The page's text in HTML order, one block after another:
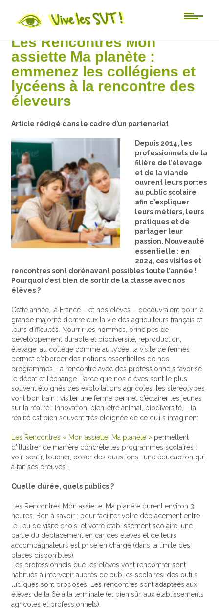
Au jour le jour
Les Rencontres Mon
assiette Ma planète :
emmenez les collégiens et
lycéens à la rencontre des
éleveurs
Article rédigé dans le cadre d’un partenariat
Depuis 2014, les
professionnels de la
filière de l’élevage
et de la viande
ouvrent leurs portes
au public scolaire
afin d’expliquer
leurs métiers, leurs
pratiques et de
partager leur
passion. Nouveauté
essentielle : en
2024, ces visites et
rencontres sont dorénavant possibles toute l’année !
Pourquoi c’est bien de sortir de la classe avec nos
élèves ?
Cette année, la France – et nos élèves – découvraient pour la
grande majorité d’entre eux la vie des agriculteurs français et
leurs difficultés. Nourrir les hommes, principes de
développement durable et biodiversité, reproduction,
élevage, au collège comme au lycée, la visite de fermes
permet d’aborder des notions essentielles de nos
programmes. La rencontre avec des professionnels favorise
le débat et l’échange. Parce que nos élèves sont le plus
souvent éloignés des exploitations agricoles, les stéréotypes
vont bon train : visiter une ferme permet d’éclairer les jeunes
sur la réalité : innovation, bien-être animal, biodiversité, … la
réalité est bien souvent très éloignée de ce qu’ils imaginent.
Les Rencontres « Mon assiette, Ma planète » permettent
d’illustrer de manière concrète les programmes scolaires :
voir, sentir, toucher, poser des questions… une éduc’action qui
a fait ses preuves !
Quelle durée, quels publics ?
Les Rencontres Mon assiette, Ma planète durent environ 3
heures. Bon à savoir : pour faciliter votre déplacement entre
le lieu de visite choisi et votre établissement scolaire, une
partie du déplacement en car des élèves et de leurs
accompagnateurs est prise en charge (dans la limite des
places disponibles).
Les professionnels que les élèves vont rencontrer sont
habitués à intervenir auprès de publics scolaires, des outils
ludiques sont proposés. Les rencontres sont adaptées aux
élèves de la 6è à la terminale (et bien sûr, aux établissements
agricoles et professionnels).